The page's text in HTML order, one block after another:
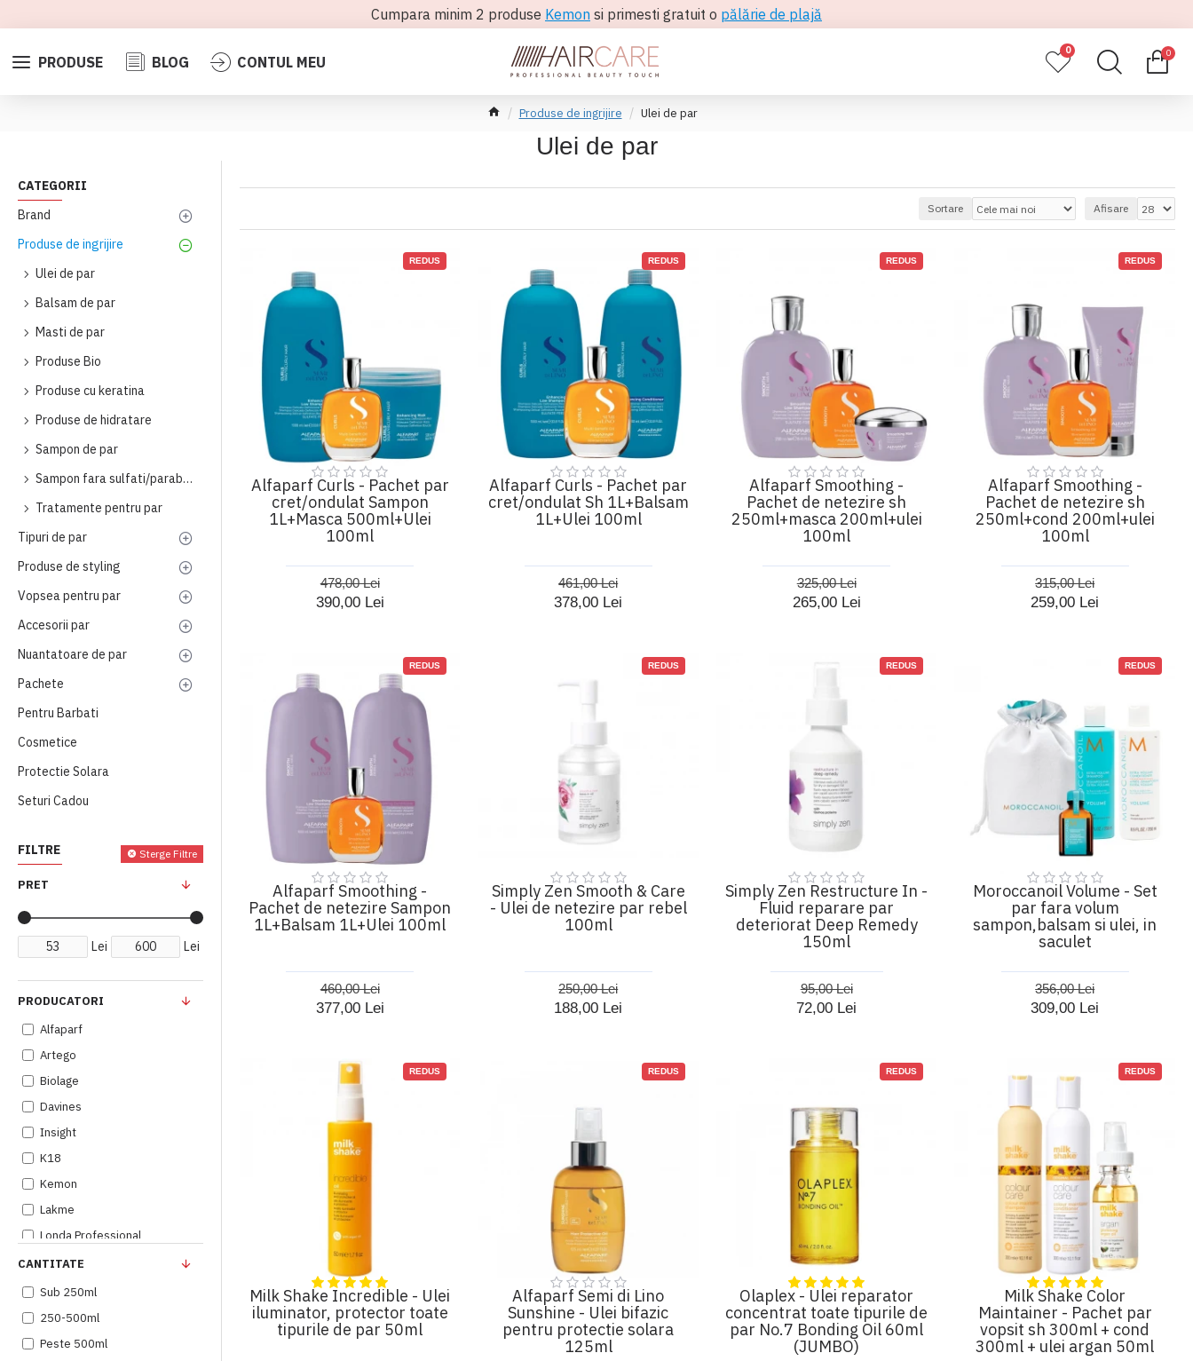
Cumpara minim 2 produse Kemon si primesti gratuit o pălărie de plajă
PRODUSE BLOG CONTUL MEU
0 0
Produse de ingrijire Ulei de par
Ulei de par
CATEGORII
Brand
Produse de ingrijire
Ulei de par
Balsam de par
Masti de par
Produse Bio
Produse cu keratina
Produse de hidratare
Sampon de par
Sampon fara sulfati/parabeni
Tratamente pentru par
Tipuri de par
Produse de styling
Vopsea pentru par
Accesorii par
Nuantatoare de par
Pachete
Pentru Barbati
Cosmetice
Protectie Solara
Seturi Cadou
FILTRE Sterge Filtre
PRET
Lei Lei
PRODUCATORI
Alfaparf
Artego
Biolage
Davines
Insight
K18
Kemon
Lakme
Londa Professional
Matrix
Milk Shake
Moroccanoil
Natulique
CANTITATE
Sub 250ml
250-500ml
Peste 500ml
Sortare Afisare
REDUS
Alfaparf Curls - Pachet par
cret/ondulat Sampon
1L+Masca 500ml+Ulei
100ml
390,00 Lei
478,00 Lei
REDUS
Alfaparf Curls - Pachet par
cret/ondulat Sh 1L+Balsam
1L+Ulei 100ml
378,00 Lei
461,00 Lei
REDUS
Alfaparf Smoothing -
Pachet de netezire sh
250ml+masca 200ml+ulei
100ml
265,00 Lei
325,00 Lei
REDUS
Alfaparf Smoothing -
Pachet de netezire sh
250ml+cond 200ml+ulei
100ml
259,00 Lei
315,00 Lei
REDUS
Alfaparf Smoothing -
Pachet de netezire Sampon
1L+Balsam 1L+Ulei 100ml
377,00 Lei
460,00 Lei
REDUS
Simply Zen Smooth & Care
- Ulei de netezire par rebel
100ml
188,00 Lei
250,00 Lei
REDUS
Simply Zen Restructure In -
Fluid reparare par
deteriorat Deep Remedy
150ml
72,00 Lei
95,00 Lei
REDUS
Moroccanoil Volume - Set
par fara volum
sampon,balsam si ulei, in
saculet
309,00 Lei
356,00 Lei
REDUS
Milk Shake Incredible - Ulei
iluminator, protector toate
tipurile de par 50ml
REDUS
Alfaparf Semi di Lino
Sunshine - Ulei bifazic
pentru protectie solara
125ml
REDUS
Olaplex - Ulei reparator
concentrat toate tipurile de
par No.7 Bonding Oil 60ml
(JUMBO)
REDUS
Milk Shake Color
Maintainer - Pachet par
vopsit sh 300ml + cond
300ml + ulei argan 50ml